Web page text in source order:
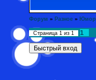
Форум » Разное » Юмор
Страница 1 из 1 1